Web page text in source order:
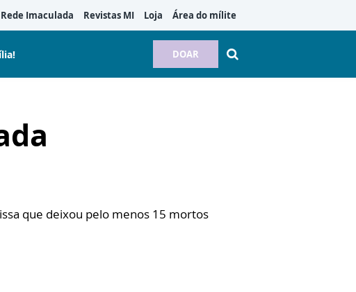
Rede Imaculada Revistas MI Loja Área do mílite
DOAR
que deixou pelo menos 15 mortos